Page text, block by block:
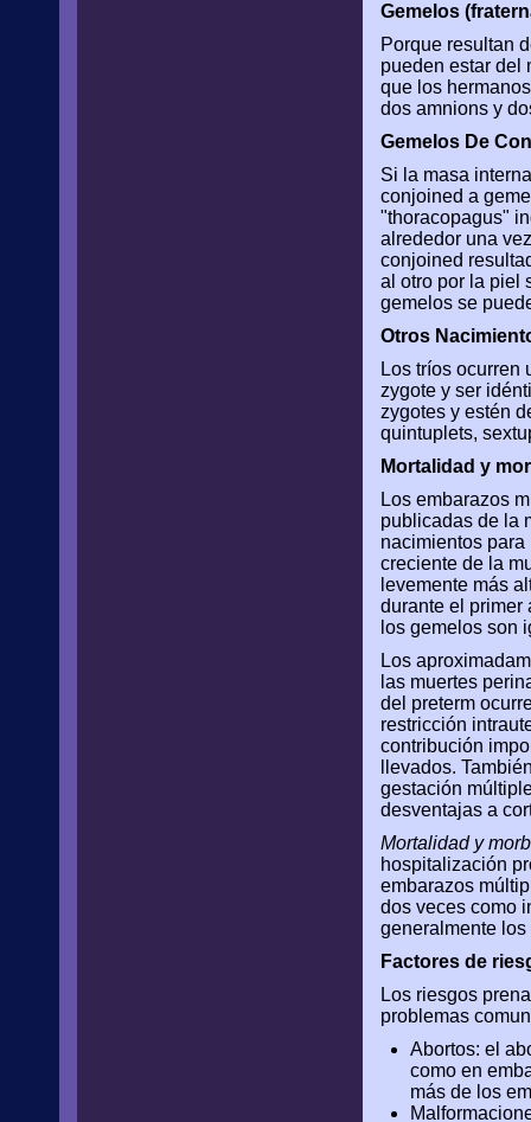
Gemelos
Porque resultan
pueden estar del
que los
dos amnions y
Gemelos De
Si la masa
conjoined a
"thoracopagus"
alrededor una
conjoined
al otro por la piel
gemelos se
Otros
Los tríos ocurren
zygote y ser
zygotes y estén
quintuplets,
Mortalidad y
Los embarazos
publicadas de la
nacimientos
creciente de la
levemente más
durante el primer
los gemelos son
Los
las muertes
del preterm
restricción
contribución
llevados.
gestación
desventajas a
Mortalidad y
hospitalización
embarazos
dos veces como
generalmente
Factores de
Los riesgos
problemas
Abortos: el
como en
más de los